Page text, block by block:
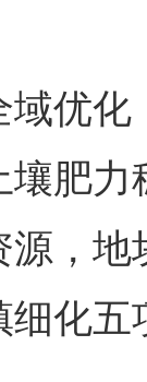
域优
壤肥
，
化